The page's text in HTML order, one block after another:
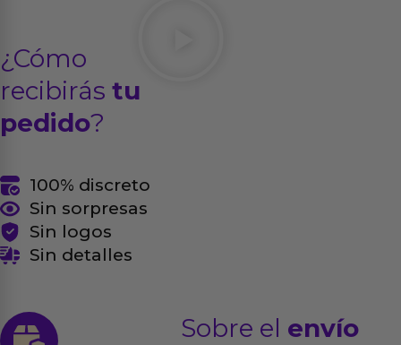
¿Cómo
recibirás tu
pedido?
100% discreto
Sin sorpresas
Sin logos
Sin detalles
Sobre el envío